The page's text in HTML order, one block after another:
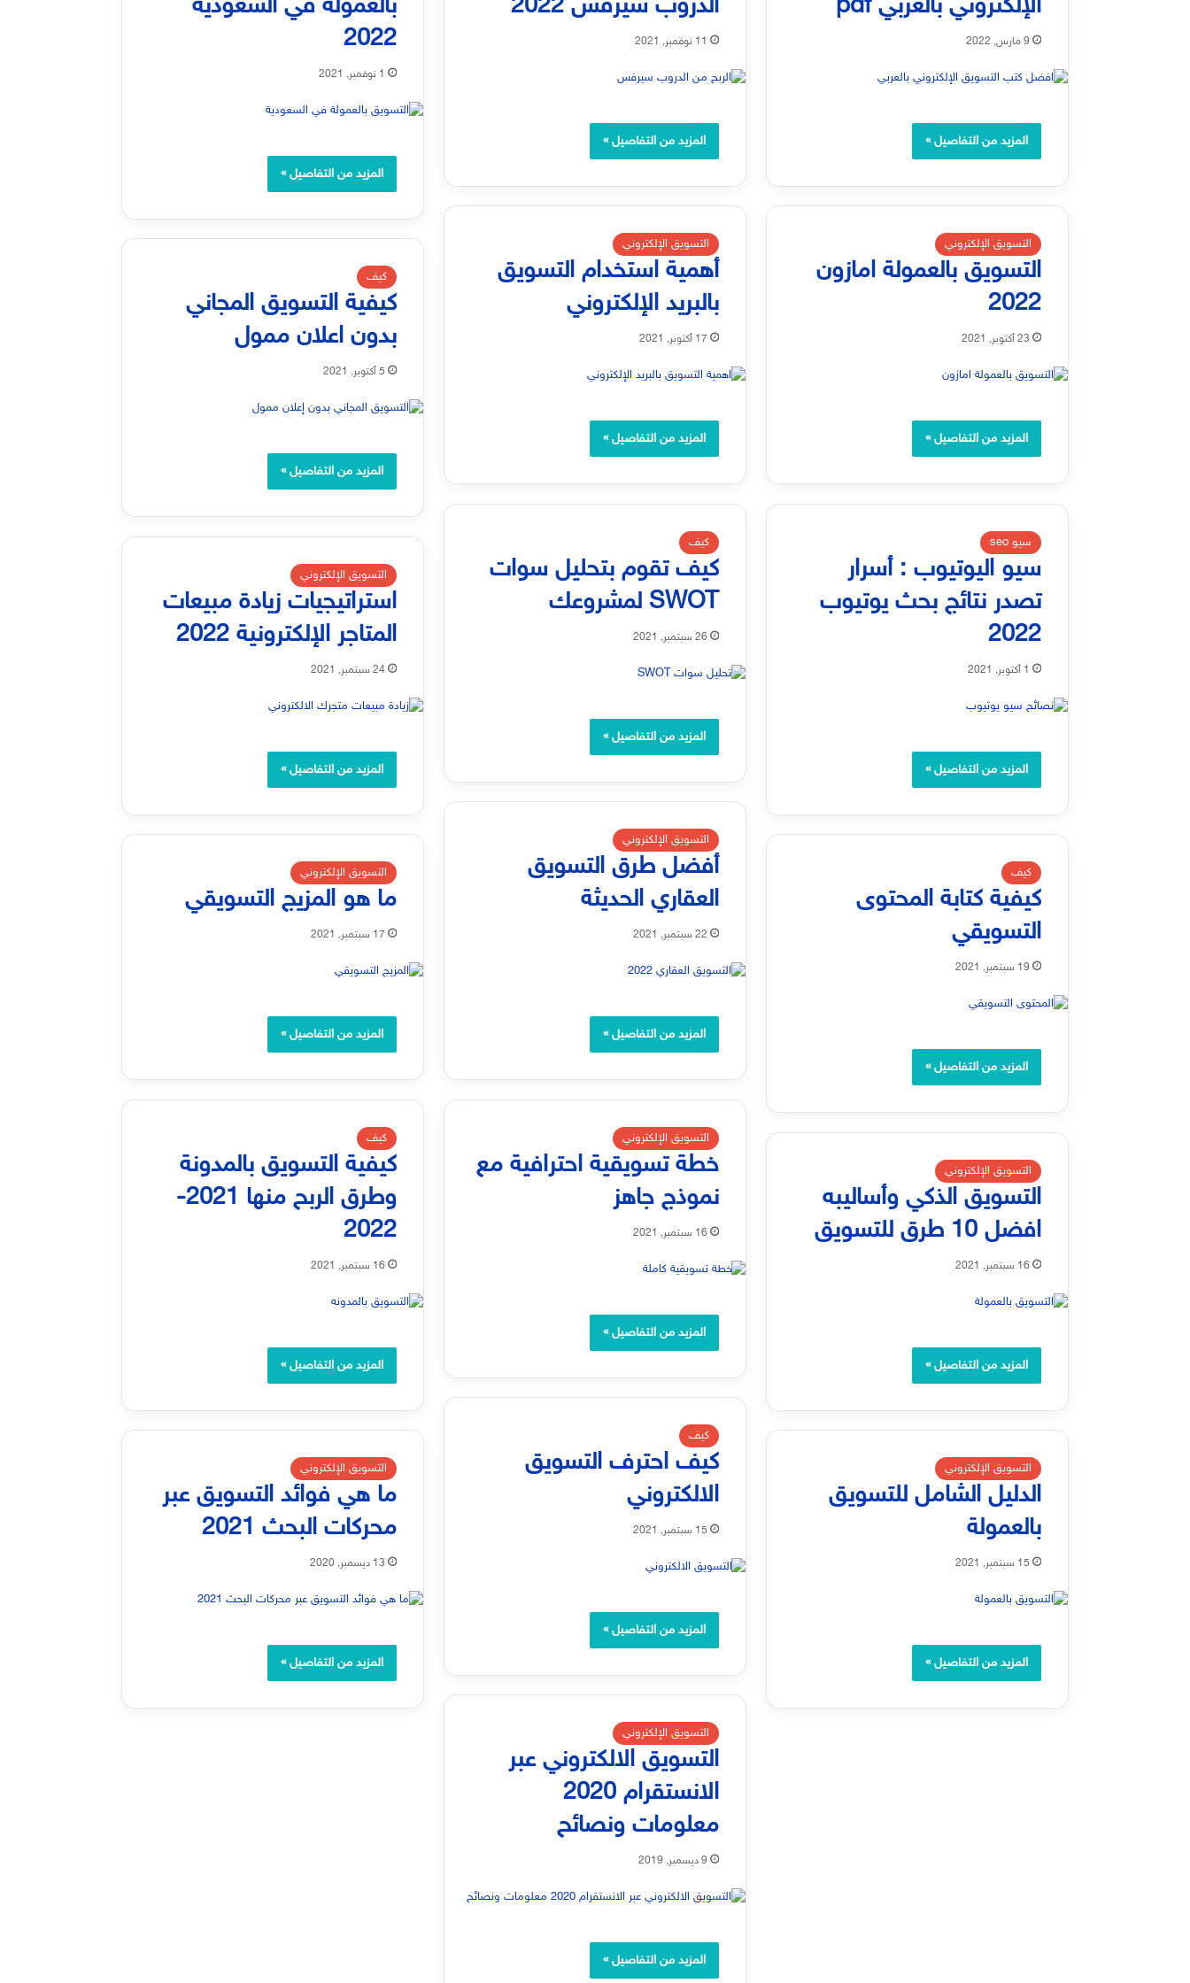
الإلكتروني بالعربي pdf
9 مارس, 2022
المزيد من التفاصيل »
الدروب سيرفس 2022
11 نوفمبر, 2021
المزيد من التفاصيل »
بالعمولة في السعودية
2022
1 نوفمبر, 2021
المزيد من التفاصيل »
التسويق الإلكتروني
التسويق بالعمولة امازون
2022
23 أكتوبر, 2021
المزيد من التفاصيل »
التسويق الإلكتروني
أهمية استخدام التسويق
بالبريد الإلكتروني
17 أكتوبر, 2021
المزيد من التفاصيل »
كيف
كيفية التسويق المجاني
بدون اعلان ممول
5 أكتوبر, 2021
المزيد من التفاصيل »
سيو seo
سيو اليوتيوب : أسرار
تصدر نتائج بحث يوتيوب
2022
1 أكتوبر, 2021
المزيد من التفاصيل »
كيف
كيف تقوم بتحليل سوات
SWOT لمشروعك
26 سبتمبر, 2021
المزيد من التفاصيل »
التسويق الإلكتروني
استراتيجيات زيادة مبيعات
المتاجر الإلكترونية 2022
24 سبتمبر, 2021
المزيد من التفاصيل »
التسويق الإلكتروني
أفضل طرق التسويق
العقاري الحديثة
22 سبتمبر, 2021
المزيد من التفاصيل »
كيف
كيفية كتابة المحتوى
التسويقي
19 سبتمبر, 2021
المزيد من التفاصيل »
التسويق الإلكتروني
ما هو المزيج التسويقي
17 سبتمبر, 2021
المزيد من التفاصيل »
التسويق الإلكتروني
خطة تسويقية احترافية مع
نموذج جاهز
16 سبتمبر, 2021
المزيد من التفاصيل »
كيف
كيفية التسويق بالمدونة
وطرق الربح منها 2021-
2022
16 سبتمبر, 2021
المزيد من التفاصيل »
التسويق الإلكتروني
التسويق الذكي وأساليبه
افضل 10 طرق للتسويق
16 سبتمبر, 2021
المزيد من التفاصيل »
كيف
كيف احترف التسويق
الالكتروني
15 سبتمبر, 2021
المزيد من التفاصيل »
التسويق الإلكتروني
الدليل الشامل للتسويق
بالعمولة
15 سبتمبر, 2021
المزيد من التفاصيل »
التسويق الإلكتروني
ما هي فوائد التسويق عبر
محركات البحث 2021
13 ديسمبر, 2020
المزيد من التفاصيل »
التسويق الإلكتروني
التسويق الالكتروني عبر
الانستقرام 2020
معلومات ونصائح
9 ديسمبر, 2019
المزيد من التفاصيل »